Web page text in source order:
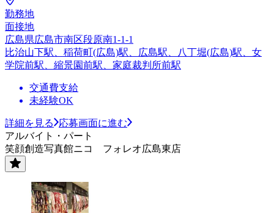
勤務地
面接地
広島県広島市南区段原南1-1-1
比治山下駅、稲荷町(広島)駅、広島駅、八丁堀(広島)駅、女
学院前駅、縮景園前駅、家庭裁判所前駅
交通費支給
未経験OK
詳細を見る
応募画面に進む
アルバイト・パート
笑顔創造写真館ニコ フォレオ広島東店